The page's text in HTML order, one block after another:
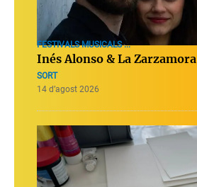
FESTIVALS MUSICALS ...
Inés Alonso & La Zarzamora
SORT
14 d’agost 2026